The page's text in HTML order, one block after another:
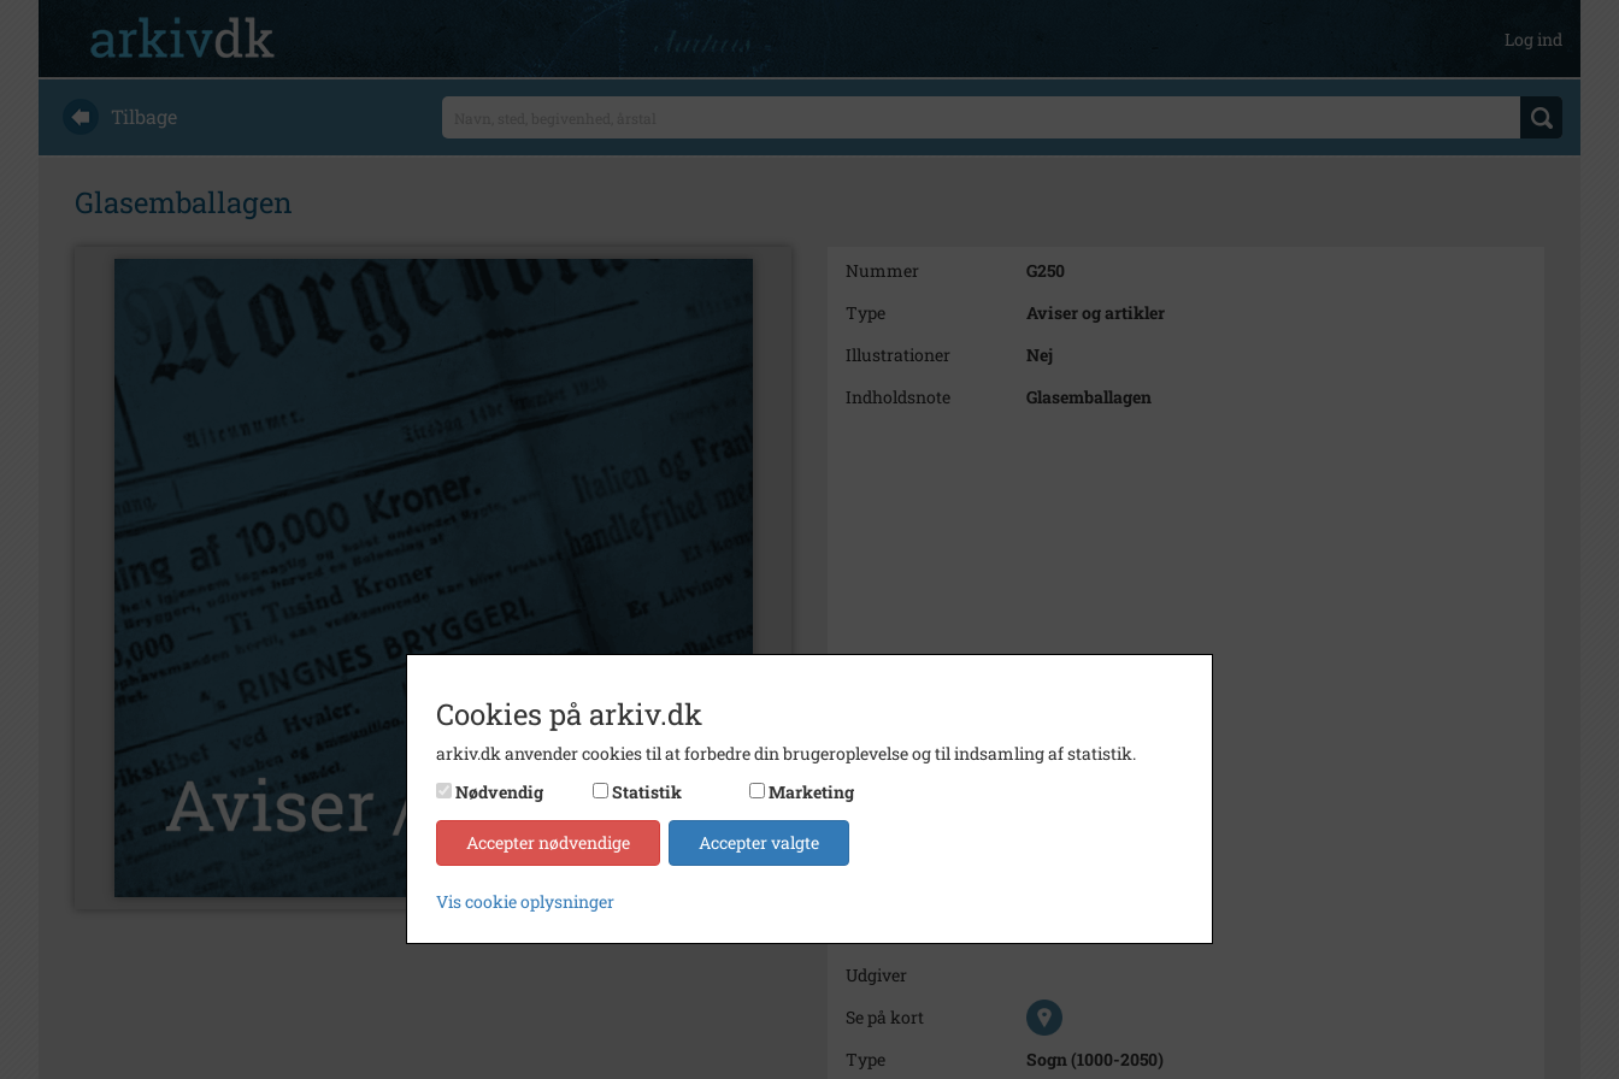
Log ind
Tilbage
Glasemballagen
Nummer
G250
Type
Aviser og artikler
Illustrationer
Nej
Indholdsnote
Glasemballagen
Bemærkning
Årstal
Udgiver
Se på kort
Type
Sogn (1000-2050)
Cookies på arkiv.dk
arkiv.dk anvender cookies til at forbedre din brugeroplevelse og til indsamling af statistik.
Nødvendig
Statistik Marketing
Accepter nødvendige Accepter valgte
Vis cookie oplysninger